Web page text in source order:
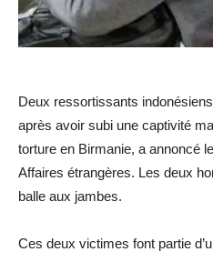
Deux ressortissants
après avoir subi une captivité
torture en Birmanie, a annoncé
Affaires étrangères. Les deux
balle aux jambes.
Ces deux victimes font partie